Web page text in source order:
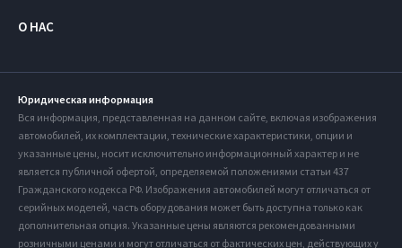
О НАС
Юридическая информация
Вся информация, представленная на данном сайте, включая изображения
автомобилей, их комплектации, технические характеристики, опции и
указанные цены, носит исключительно информационный характер и не
является публичной офертой, определяемой положениями статьи 437
Гражданского кодекса РФ. Изображения автомобилей могут отличаться от
серийных моделей, часть оборудования может быть доступна только как
дополнительная опция. Указанные цены являются рекомендованными
розничными ценами и могут отличаться от фактических цен, действующих у